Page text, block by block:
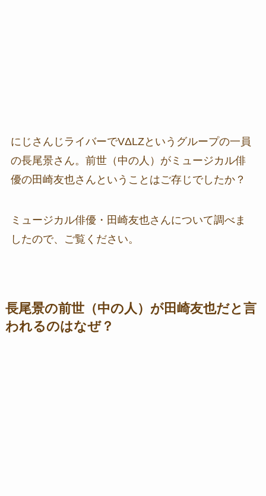
にじさんじライバーでVΔLZというグループの一員
の長尾景さん。前世（中の人）がミュージカル俳
優の田崎友也さんということはご存じでしたか？
ミュージカル俳優・田崎友也さんについて調べま
したので、ご覧ください。
長尾景の前世（中の人）が田崎友也だと言
われるのはなぜ？